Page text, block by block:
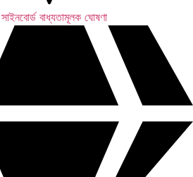
সাইনবোর্ড বাধ্যতামূলক ঘোষণা